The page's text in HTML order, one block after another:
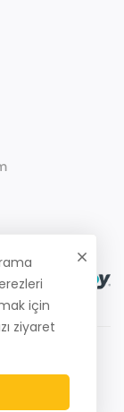
için
ziyaret